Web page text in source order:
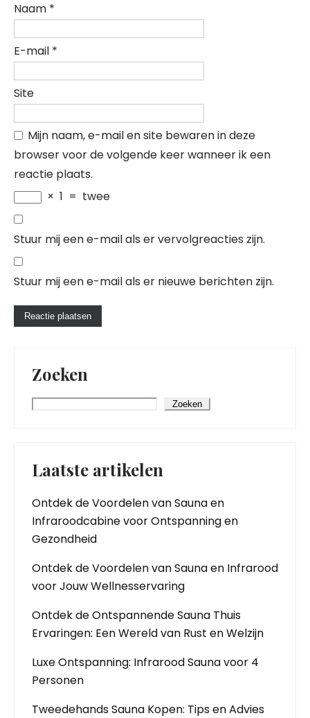
Naam *
E-mail *
Site
Mijn naam, e-mail en site bewaren in deze
browser voor de volgende keer wanneer ik een
reactie plaats.
× 1 = twee
Stuur mij een e-mail als er vervolgreacties zijn.
Stuur mij een e-mail als er nieuwe berichten zijn.
Zoeken
Zoeken
Laatste artikelen
Ontdek de Voordelen van Sauna en
Infraroodcabine voor Ontspanning en
Gezondheid
Ontdek de Voordelen van Sauna en Infrarood
voor Jouw Wellnesservaring
Ontdek de Ontspannende Sauna Thuis
Ervaringen: Een Wereld van Rust en Welzijn
Luxe Ontspanning: Infrarood Sauna voor 4
Personen
Tweedehands Sauna Kopen: Tips en Advies